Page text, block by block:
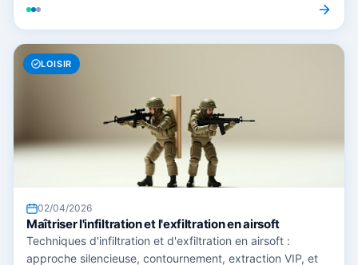
LOISIR
02/04/2026
Maîtriser l'infiltration et l'exfiltration en airsoft
Techniques d'infiltration et d'exfiltration en airsoft :
approche silencieuse, contournement, extraction VIP, et